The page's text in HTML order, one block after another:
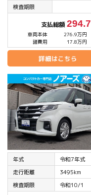
検査期限
支払総額294.7
車両本体
276.9万円
諸費用
17.8万円
詳細はこちら
年式
令和7年式
走行距離
3495km
検査期限
令和10/1